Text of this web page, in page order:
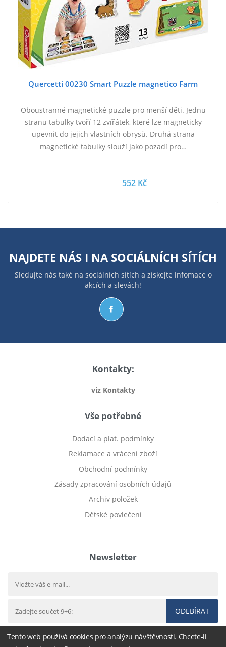
Quercetti 00230 Smart Puzzle magnetico Farm
Oboustranné magnetické puzzle pro menší děti. Jednu
stranu tabulky tvoří 12 zvířátek, které lze magneticky
upevnit do jejich vlastních obrysů. Druhá strana
magnetické tabulky slouží jako pozadí pro…
552 Kč
NAJDETE NÁS I NA SOCIÁLNÍCH SÍTÍCH
Sledujte nás také na sociálních sítích a získejte infomace o
akcích a slevách!
Kontakty:
viz Kontakty
Vše potřebné
Dodací a plat. podmínky
Reklamace a vrácení zboží
Obchodní podmínky
Zásady zpracování osobních údajů
Archiv položek
Dětské povlečení
Newsletter
ODEBÍRAT
Tento web používá cookies pro analýzu návštěvnosti. Chcete-li